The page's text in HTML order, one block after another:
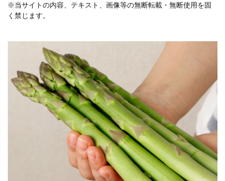
※当サイトの内容、テキスト、画像等の無断転載・無断使用を固
く禁じます。